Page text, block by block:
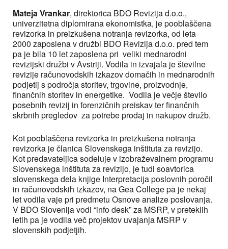
Mateja Vrankar, direktorica BDO Revizija d.o.o.,
univerzitetna diplomirana ekonomistka, je pooblaščena
revizorka in preizkušena notranja revizorka, od leta
2000 zaposlena v družbi BDO Revizija d.o.o. pred tem
pa je bila 10 let zaposlena pri veliki mednarodni
revizijski družbi v Avstriji. Vodila in izvajala je številne
revizije računovodskih izkazov domačih in mednarodnih
podjetij s področja storitev, trgovine, proizvodnje,
finančnih storitev in energetike. Vodila je večje število
posebnih revizij in forenzičnih preiskav ter finančnih
skrbnih pregledov za potrebe prodaj in nakupov družb.
Kot pooblaščena revizorka in preizkušena notranja
revizorka je članica Slovenskega inštituta za revizijo.
Kot predavateljica sodeluje v izobraževalnem programu
Slovenskega inštituta za revizijo, je tudi soavtorica
slovenskega dela knjige Interpretacija poslovnih poročil
in računovodskih izkazov, na Gea College pa je nekaj
let vodila vaje pri predmetu Osnove analize poslovanja.
V BDO Slovenija vodi “info desk” za MSRP, v preteklih
letih pa je vodila več projektov uvajanja MSRP v
slovenskih podjetjih.